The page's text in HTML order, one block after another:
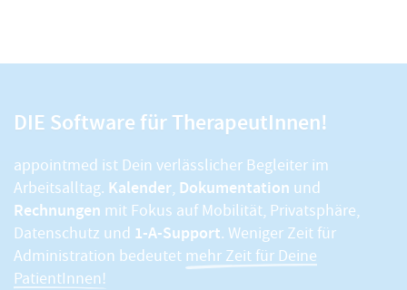
DIE Software für TherapeutInnen!
appointmed ist Dein verlässlicher Begleiter im
Arbeitsalltag. Kalender, Dokumentation und
Rechnungen mit Fokus auf Mobilität, Privatsphäre,
Datenschutz und 1-A-Support. Weniger Zeit für
Administration bedeutet mehr Zeit für Deine
PatientInnen!